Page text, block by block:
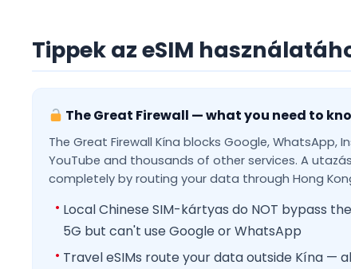
Tippek az eSIM
The Great Firewall — what you need to
The Great Firewall Kína blocks Google, WhatsApp,
YouTube and thousands of other services. A
completely by routing your data through Hong
Local Chinese SIM-kártyas do NOT bypass
5G but can't use Google or WhatsApp
Travel eSIMs route your data outside Kína —